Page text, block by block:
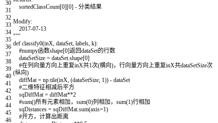
30
31
32
33
34
35
36
37
38
39
40
41
42
43
44
45
46
sortedClassCount[0][0] - 分类结果
Modify:
2017-07-13
"""
def classify0(inX dataSet labels k):
#numpy函数shape[0]返回dataSet的行数
dataSetSize = dataSet shape[0]
#在列向量方向上重复inX共1次(横向)，行向量方向上重复inX共dataSetSize次
(纵向)
diffMat = np tile(inX (dataSetSize 1)) - dataSet
#二维特征相减后平方
sqDiffMat = diffMat**2
#sum()所有元素相加，sum(0)列相加，sum(1)行相加
sqDistances = sqDiffMat sum(axis=1)
#开方，计算出距离